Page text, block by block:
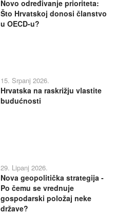
Novo određivanje prioriteta:
Što Hrvatskoj donosi članstvo
u OECD-u?
15. Srpanj 2026.
Hrvatska na raskrižju vlastite
budućnosti
29. Lipanj 2026.
Nova geopolitička strategija -
Po čemu se vrednuje
gospodarski položaj neke
države?